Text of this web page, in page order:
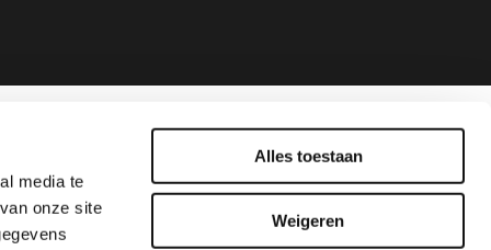
media te
onze site
Alles toestaan
Weigeren